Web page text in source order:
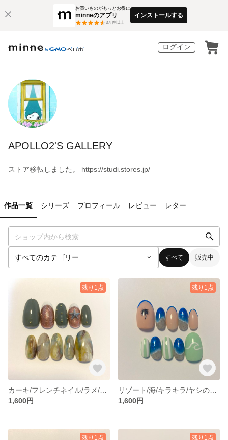
お買いものがもっとお得に
minneのアプリ
3万件以上
インストールする
ログイン
APOLLO2'S GALLERY
ストア移転しました。 https://studi.stores.jp/
作品一覧 シリーズ プロフィール レビュー レター
すべて 販売中
残り1点
1,600円
残り1点
1,600円
残り1点 残り1点